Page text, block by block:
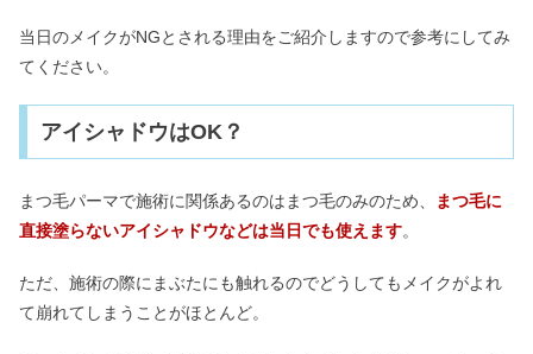
当日のメイクがNGとされる理由をご紹介しますので参考にしてみ
てください。
アイシャドウはOK？
まつ毛パーマで施術に関係あるのはまつ毛のみのため、
まつ毛に
直接塗らないアイシャドウなどは当日でも使えます。
ただ、施術の際にまぶたにも触れるのでどうしてもメイクがよれ
て崩れてしまうことがほとんど。